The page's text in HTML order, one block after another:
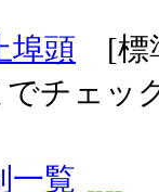
埠頭 [標
でチェッ
一覧